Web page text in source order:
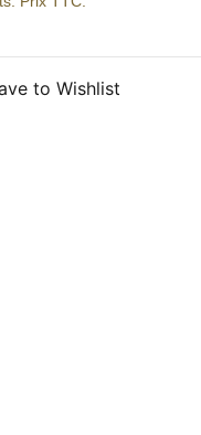
to Wishlist